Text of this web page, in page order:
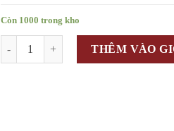
Còn 1000 trong kho
THÊM VÀO